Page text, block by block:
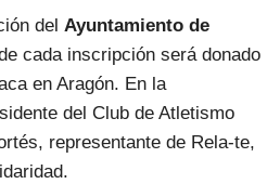
del Ayuntamiento de
cada inscripción será donado
en Aragón. En la
del Club de Atletismo
representante de Rela-te,